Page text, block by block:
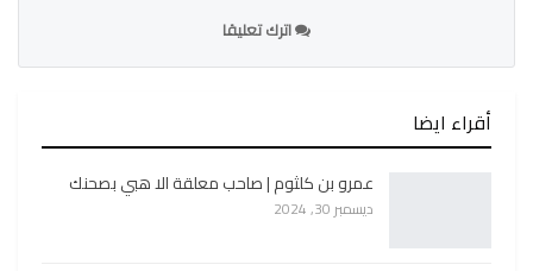
اترك تعليقا
أقراء ايضا
عمرو بن كلثوم | صاحب معلقة الا هبي بصحنك
ديسمبر 30, 2024